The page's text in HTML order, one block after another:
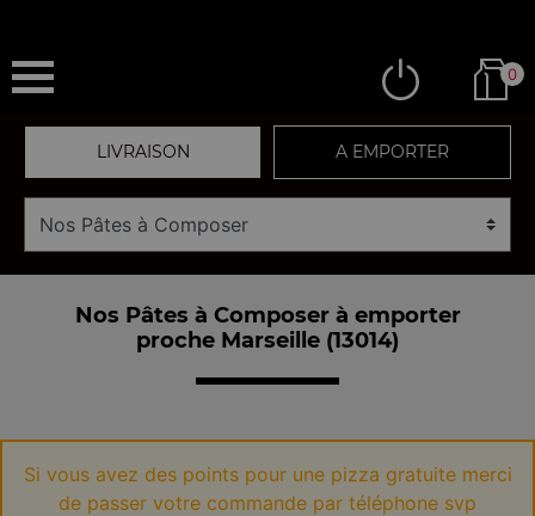
0
LIVRAISON A EMPORTER
Nos Pâtes à Composer à emporter
proche Marseille (13014)
Si vous avez des points pour une pizza gratuite merci
de passer votre commande par téléphone svp